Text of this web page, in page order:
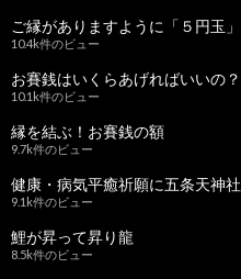
ご縁がありますように「５円玉」
10.4k件のビュー
お賽銭はいくらあげればいいの？
10.1k件のビュー
縁を結ぶ！お賽銭の額
9.7k件のビュー
健康・病気平癒祈願に五条天神社
9.1k件のビュー
鯉が昇って昇り龍
8.5k件のビュー